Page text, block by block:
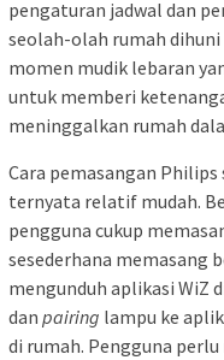
pengaturan jadwal dan
seolah-olah rumah
momen mudik lebaran
untuk memberi
meninggalkan rumah
Cara pemasangan Philips
ternyata relatif mudah.
pengguna cukup
sesederhana memasang
mengunduh aplikasi WiZ
dan pairing lampu ke
di rumah. Pengguna